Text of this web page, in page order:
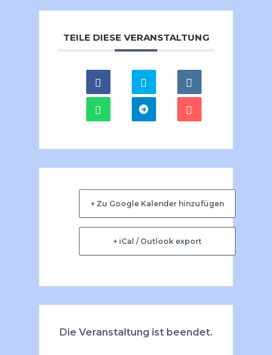
TEILE DIESE VERANSTALTUNG
+ Zu Google Kalender hinzufügen
+ iCal / Outlook export
Die Veranstaltung ist beendet.